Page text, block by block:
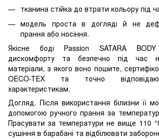
тканина стійка до втрати кольору під
модель проста в догляді й не
прання або носіння.
Якісне боді Passion SATARA
дискомфорту та безпечно під час
матеріали, з якого воно пошите,
OECO-TEX та точно
характеристикам.
Догляд. Після використання білизни її
допомогою ручного прання за
Прасувати за температури не вище 110
сушіння в барабані та відбілювати